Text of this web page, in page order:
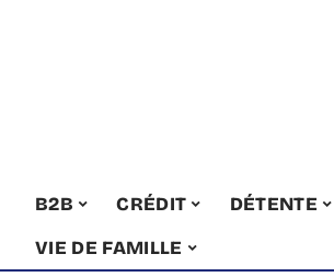
B2B CRÉDIT DÉTENTE
VIE DE FAMILLE